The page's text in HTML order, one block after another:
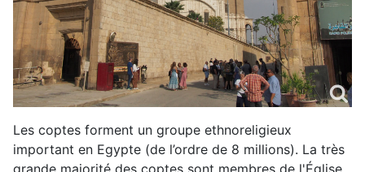
Les coptes forment un groupe ethnoreligieux
important en Egypte (de l’ordre de 8 millions). La très